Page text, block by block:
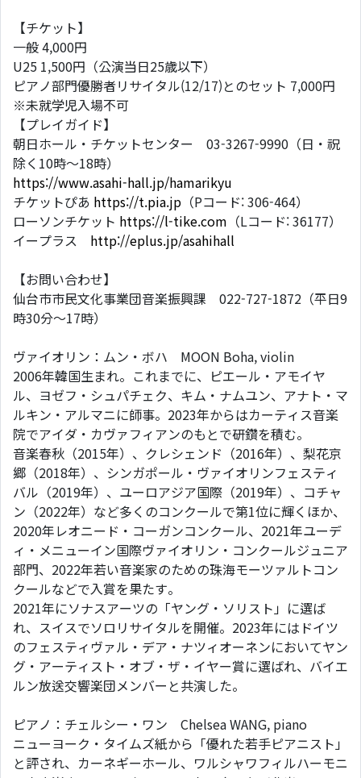
【チケット】
一般 4,000円
U25 1,500円（公演当日25歳以下）
ピアノ部門優勝者リサイタル(12/17)とのセット 7,000円
※未就学児入場不可
【プレイガイド】
朝日ホール・チケットセンター 03-3267-9990（日・祝
除く10時～18時）
https://www.asahi-hall.jp/hamarikyu
チケットぴあ https://t.pia.jp （Pコード: 306-464）
ローソンチケット https://l-tike.com （Lコード: 36177）
イープラス http://eplus.jp/asahihall
【お問い合わせ】
仙台市市民文化事業団音楽振興課 022-727-1872（平日9
時30分～17時）
ヴァイオリン：ムン・ボハ MOON Boha, violin
2006年韓国生まれ。これまでに、ピエール・アモイヤ
ル、ヨゼフ・シュパチェク、キム・ナムユン、アナト・マ
ルキン・アルマニに師事。2023年からはカーティス音楽
院でアイダ・カヴァフィアンのもとで研鑽を積む。
音楽春秋（2015年）、クレシェンド（2016年）、梨花京
郷（2018年）、シンガポール・ヴァイオリンフェスティ
バル（2019年）、ユーロアジア国際（2019年）、コチャ
ン（2022年）など多くのコンクールで第1位に輝くほか、
2020年レオニード・コーガンコンクール、2021年ユーデ
ィ・メニューイン国際ヴァイオリン・コンクールジュニア
部門、2022年若い音楽家のための珠海モーツァルトコン
クールなどで入賞を果たす。
2021年にソナスアーツの「ヤング・ソリスト」に選ば
れ、スイスでソロリサイタルを開催。2023年にはドイツ
のフェスティヴァル・デア・ナツィオーネンにおいてヤン
グ・アーティスト・オブ・ザ・イヤー賞に選ばれ、バイエ
ルン放送交響楽団メンバーと共演した。
ピアノ：チェルシー・ワン Chelsea WANG, piano
ニューヨーク・タイムズ紙から「優れた若手ピアニスト」
と評され、カーネギーホール、ワルシャワフィルハーモニ